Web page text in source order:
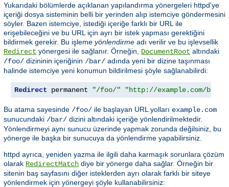
Yukarıdaki bölümlerde açıklanan yapılandırma yönergeleri httpd'ye
içeriği dosya sisteminin belli bir yerinden alıp istemciye göndermesini
söyler. Bazen istemciye, istediği içeriğe farklı bir URL ile
erişebileceğini ve bu URL için ayrı bir istek yapması gerektiğini
bildirmek gerekir. Bu işleme yönlendirme adı verilir ve bu işlevsellik
Redirect yönergesi ile sağlanır. Örneğin, DocumentRoot altındaki
/foo/ dizininin içeriğinin /bar/ adında yeni bir dizine taşınması
halinde istemciye yeni konumun bildirilmesi şöyle sağlanabilirdi:
Redirect permanent "/foo/" "http://example.com/bar/"
Bu atama sayesinde /foo/ ile başlayan URL yolları example.com
sunucundaki /bar/ dizini altındaki içeriğe yönlendirilmektedir.
Yönlendirmeyi aynı sunucu üzerinde yapmak zorunda değilsiniz, bu
yönerge ile başka bir sunucuya da yönlendirme yapabilirsiniz.
httpd ayrıca, yeniden yazma ile ilgili daha karmaşık sorunlara çözüm
olarak RedirectMatch diye bir yönerge daha sağlar. Örneğin bir
sitenin baş sayfasını diğer isteklerden ayrı olarak farklı bir siteye
yönlendirmek için yönergeyi şöyle kullanabilirsiniz: